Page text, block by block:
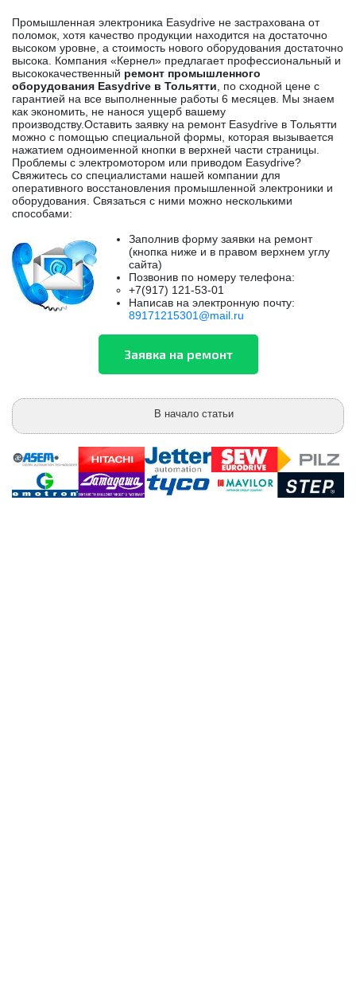
Промышленная электроника Easydrive не застрахована от
поломок, хотя качество продукции находится на достаточно
высоком уровне, а стоимость нового оборудования достаточно
высока. Компания «Кернел» предлагает профессиональный и
высококачественный ремонт промышленного
оборудования Easydrive в Тольятти, по сходной цене с
гарантией на все выполненные работы 6 месяцев. Мы знаем
как экономить, не нанося ущерб вашему
производству.Оставить заявку на ремонт Easydrive в Тольятти
можно с помощью специальной формы, которая вызывается
нажатием одноименной кнопки в верхней части страницы.
Проблемы с электромотором или приводом Easydrive?
Свяжитесь со специалистами нашей компании для
оперативного восстановления промышленной электроники и
оборудования. Связаться с ними можно несколькими
способами:
Заполнив форму заявки на ремонт
(кнопка ниже и в правом верхнем углу
сайта)
Позвонив по номеру телефона:
+7(917) 121-53-01
Написав на электронную почту:
89171215301@mail.ru
В начало статьи